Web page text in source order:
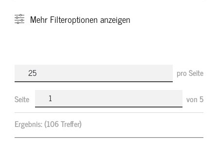
Mehr Filteroptionen anzeigen
pro Seite
Seite von 5
Ergebnis:(106 Treffer)